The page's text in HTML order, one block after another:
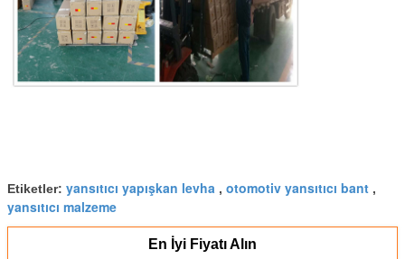
Etiketler: yansıtıcı yapışkan levha , otomotiv yansıtıcı bant ,
yansıtıcı malzeme
En İyi Fiyatı Alın